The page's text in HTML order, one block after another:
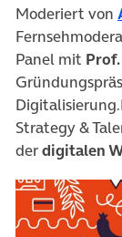
Moderiert von
Panel mit
Strategy &
derdigitalen